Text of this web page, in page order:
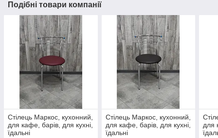
Подібні товари компанії
Стілець Маркос, кухонний,
для кафе, барів, для кухні,
їдальні
Стілець Маркос, кухонний,
для кафе, барів, для кухні,
їдальні
для